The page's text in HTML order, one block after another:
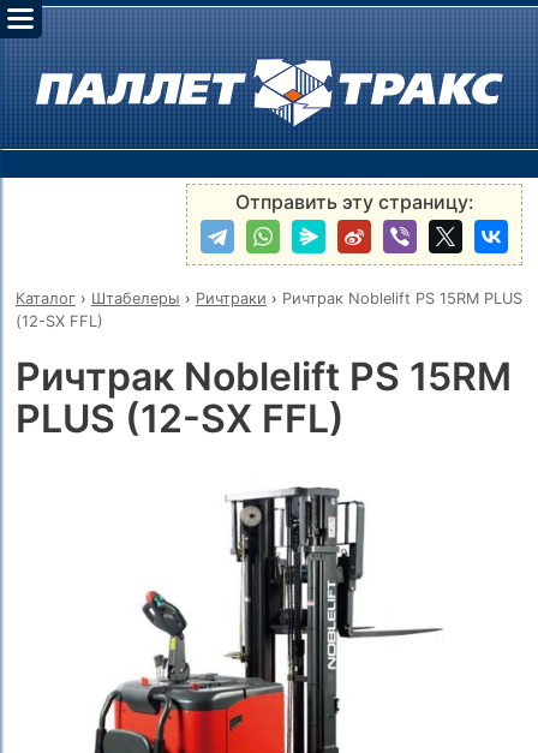
Отправить эту страницу:
Каталог› Штабелеры › Ричтраки › Ричтрак Noblelift PS 15RM PLUS
(12-SX FFL)
Ричтрак Noblelift PS 15RM
PLUS (12-SX FFL)